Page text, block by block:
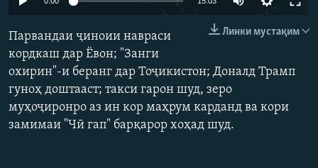
ПАЙГИРӢ КУНЕД
240p 480p
720p 1080p
480p
Линки мустақим
Парвандаи ҷиноии навраси
кордкаш дар Ёвон; "Занги
охирин"-и беранг дар Тоҷикистон; Доналд Трамп
гуноҳ доштааст; такси гарон шуд, зеро
муҳоҷиронро аз ин кор маҳрум карданд ва кори
замимаи "Чӣ гап" барқарор хоҳад шуд.